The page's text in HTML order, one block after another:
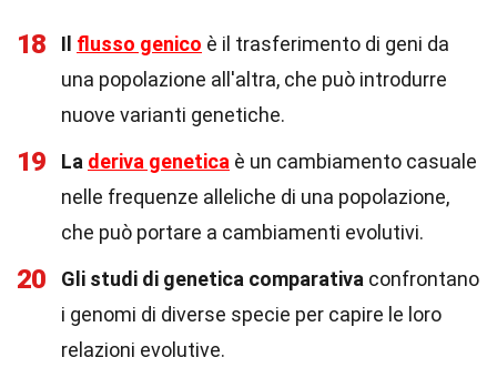
18 Il flusso genico è il trasferimento di geni da
una popolazione all'altra, che può introdurre
nuove varianti genetiche.
19 La deriva genetica è un cambiamento casuale
nelle frequenze alleliche di una popolazione,
che può portare a cambiamenti evolutivi.
20 Gli studi di genetica comparativa confrontano
i genomi di diverse specie per capire le loro
relazioni evolutive.